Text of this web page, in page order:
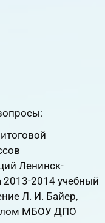
Ленинск-
2013-2014 учебный
Л. И. Байер,
МБОУ ДПО